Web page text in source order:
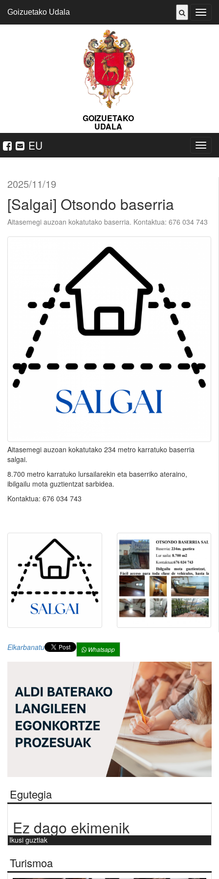
ireki
Goizuetako Udala
GOIZUETAKO
UDALA
EU
ireki
2025/11/19
[Salgai] Otsondo baserria
Aitasemegi auzoan kokatutako baserria. Kontaktua: 676 034 743
Aitasemegi auzoan kokatutako 234 metro karratuko baserria
salgai.
8.700 metro karratuko lursailarekin eta baserriko ateraino,
ibilgailu mota guztientzat sarbidea.
Kontaktua: 676 034 743
Elkarbanatu Whatsapp
Egutegia
Ez dago ekimenik
Ikusi guztiak
Turismoa